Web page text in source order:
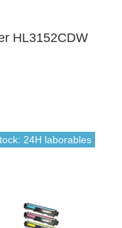
HL3152CDW
24H laborables